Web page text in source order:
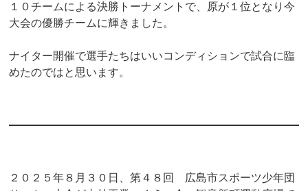
１０チームによる決勝トーナメントで、原が１位となり今
大会の優勝チームに輝きました。
ナイター開催で選手たちはいいコンディションで試合に臨
めたのではと思います。
２０２５年８月３０日、第４８回 広島市スポーツ少年団